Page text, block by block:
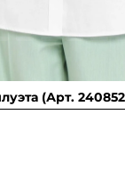
(Арт. 240852-